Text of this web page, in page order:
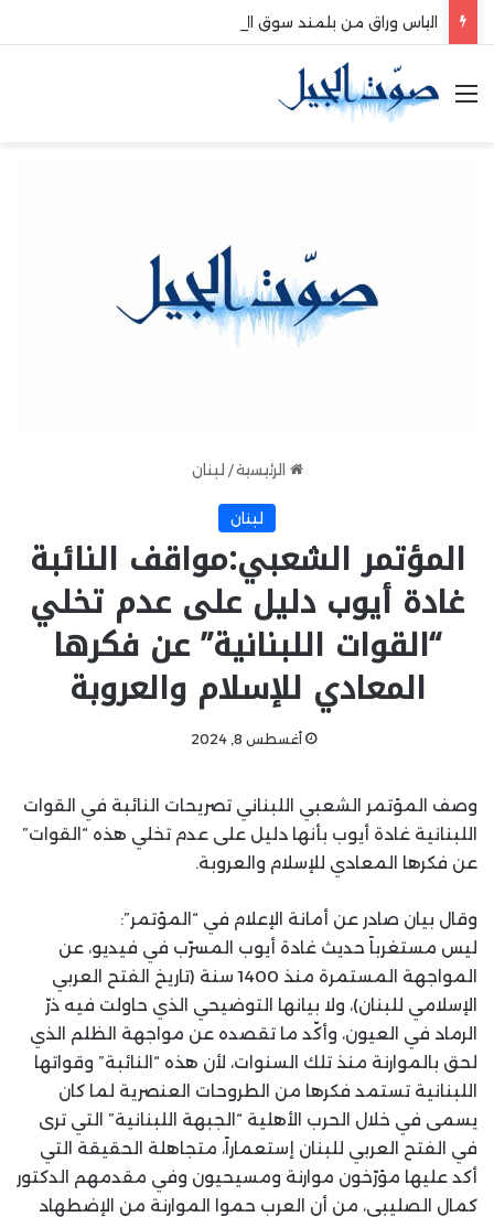
القائمة
الرئيسية / لبنان
لبنان
المؤتمر الشعبي:مواقف النائبة
غادة أيوب دليل على عدم تخلي
“القوات اللبنانية” عن فكرها
المعادي للإسلام والعروبة
أغسطس 8, 2024
وصف المؤتمر الشعبي اللبناني تصريحات النائبة في القوات
اللبنانية غادة أيوب بأنها دليل على عدم تخلي هذه “القوات”
عن فكرها المعادي للإسلام والعروبة.
وقال بيان صادر عن أمانة الإعلام في “المؤتمر”:
ليس مستغرباً حديث غادة أيوب المسرّب في فيديو، عن
المواجهة المستمرة منذ 1400 سنة (تاريخ الفتح العربي
الإسلامي للبنان)، ولا بيانها التوضيحي الذي حاولت فيه ذرّ
الرماد في العيون، وأكّد ما تقصده عن مواجهة الظلم الذي
لحق بالموارنة منذ تلك السنوات، لأن هذه “النائبة” وقواتها
اللبنانية تستمد فكرها من الطروحات العنصرية لما كان
يسمى في خلال الحرب الأهلية “الجبهة اللبنانية” التي ترى
في الفتح العربي للبنان إستعماراً، متجاهلة الحقيقة التي
أكد عليها مؤرّخون موارنة ومسيحيون وفي مقدمهم الدكتور
كمال الصليبي، من أن العرب حموا الموارنة من الإضطهاد